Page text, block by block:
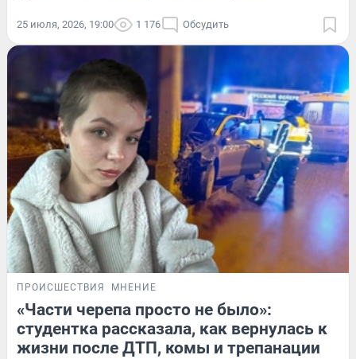
25 июля, 2026, 19:00 1 176 Обсудить
ПРОИСШЕСТВИЯ МНЕНИЕ
«Части черепа просто не было»:
студентка рассказала, как вернулась к
жизни после ДТП, комы и трепанации